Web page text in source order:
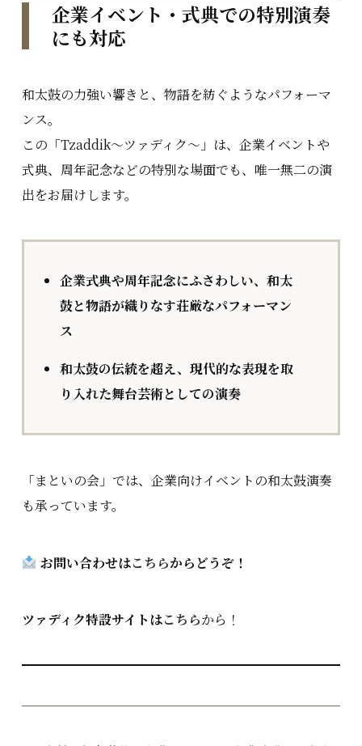
企業イベント・式典での特別演奏
にも対応
和太鼓の力強い響きと、物語を紡ぐようなパフォーマ
ンス。
この「Tzaddik〜ツァディク〜」は、企業イベントや
式典、周年記念などの特別な場面でも、唯一無二の演
出をお届けします。
企業式典や周年記念にふさわしい、和太
鼓と物語が織りなす荘厳なパフォーマン
ス
和太鼓の伝統を超え、現代的な表現を取
り入れた舞台芸術としての演奏
「まといの会」では、企業向けイベントの和太鼓演奏
も承っています。
お問い合わせはこちらからどうぞ！
ツァディク特設サイトはこちらから！